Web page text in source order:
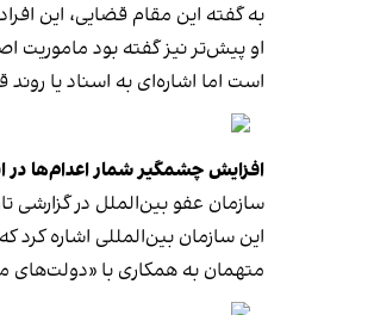
به گفته این مقام قضایی، این
او پیش‌تر نیز گفته بود ماموریت
است اما اشاره‌ای به اسناد یا
افزایش چشمگیر شمار اعدام‌ها در
سازمان عفو بین‌الملل در گزارشی تازه اعلام کرد مقامات
این سازمان بین‌المللی اشاره
متهمان به همکاری با